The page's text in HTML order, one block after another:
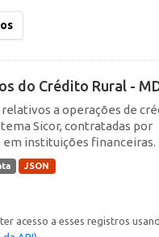
do Crédito Rural -
relativos a operações de
Sicor, contratadas por
instituições financeiras.
JSON
acesso a esses registros